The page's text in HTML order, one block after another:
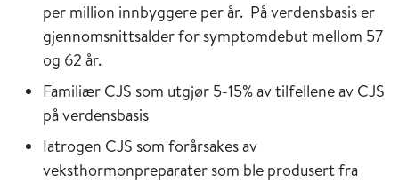
per million innbyggere per år. På verdensbasis er
gjennomsnittsalder for symptomdebut mellom 57
og 62 år.
Familiær CJS som utgjør 5-15% av tilfellene av CJS
på verdensbasis
Iatrogen CJS som forårsakes av
veksthormonpreparater som ble produsert fra